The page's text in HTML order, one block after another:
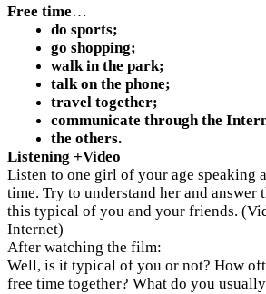
Free time…
do sports;
go shopping;
walk in the park;
talk on the phone;
travel together;
communicate through the
the others.
Listening +Video
Listen to one girl of your age speaking
time. Try to understand her and answer
this typical of you and your friends.
Internet)
After watching the film:
Well, is it typical of you or not? How
free time together? What do you